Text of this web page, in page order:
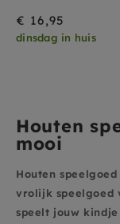
€ 16,95
dinsdag in huis
Houten
mooi
Houten
vrolijk speelgoed
speelt jouw